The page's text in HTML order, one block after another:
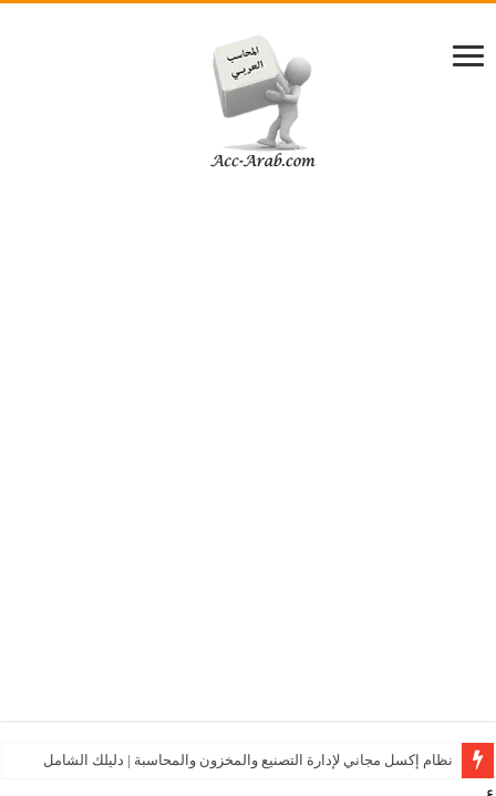
نظام إكسل مجاني لإدارة التصنيع والمخزون والمحاسبة | دليلك الشامل